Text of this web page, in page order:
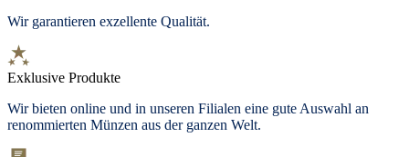
Wir garantieren exzellente Qualität.
Exklusive Produkte
Wir bieten online und in unseren Filialen eine gute Auswahl an
renommierten Münzen aus der ganzen Welt.